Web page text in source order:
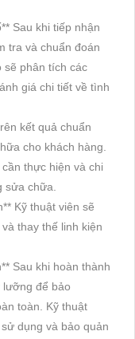
Sau khi tiếp nhận
tra và chuẩn đoán
sẽ phân tích các
giá chi tiết về tình
kết quả chuẩn
cho khách hàng.
thực hiện và chi
sửa chữa.
Kỹ thuật viên sẽ
thay thế linh kiện
Sau khi hoàn thành
để bảo
toàn. Kỹ thuật
dụng và bảo quản